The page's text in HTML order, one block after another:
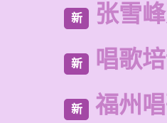
新 张雪
新 唱歌
新 福州